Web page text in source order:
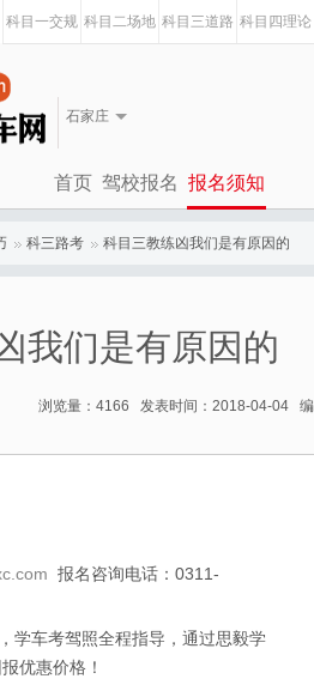
科目一交规 科目二场地 科目三道路 科目四理论
石家庄
首页 驾校报名 报名须知
科三路考 科目三教练凶我们是有原因的
我们是有原因的
浏览量：4166 发表时间：2018-04-04 编
报名咨询电话： 0311-
学车考驾照全程指导，通过思毅学
优惠价格！